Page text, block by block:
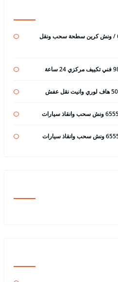
ونش ابو حليفة رقم / 65557275 / ونش كرين سطحة سحب ونقل